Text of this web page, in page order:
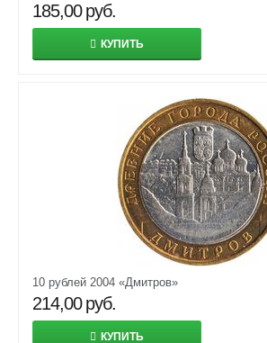
185,00 руб.
КУПИТЬ
10 рублей 2004 «Дмитров»
214,00 руб.
КУПИТЬ